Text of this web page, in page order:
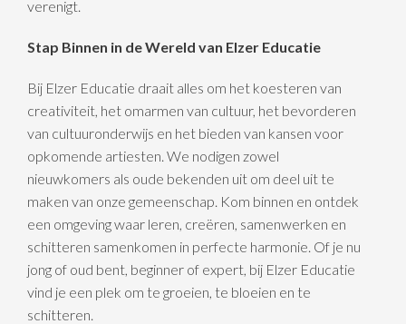
verenigt.
Stap Binnen in de Wereld van Elzer Educatie
Bij Elzer Educatie draait alles om het koesteren van
creativiteit, het omarmen van cultuur, het bevorderen
van cultuuronderwijs en het bieden van kansen voor
opkomende artiesten. We nodigen zowel
nieuwkomers als oude bekenden uit om deel uit te
maken van onze gemeenschap. Kom binnen en ontdek
een omgeving waar leren, creëren, samenwerken en
schitteren samenkomen in perfecte harmonie. Of je nu
jong of oud bent, beginner of expert, bij Elzer Educatie
vind je een plek om te groeien, te bloeien en te
schitteren.